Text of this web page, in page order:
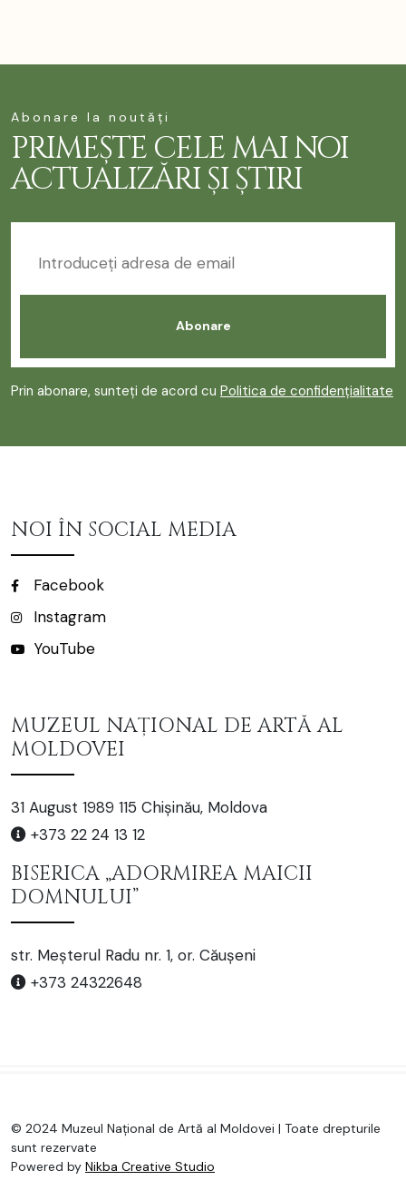
Abonare la noutăți
PRIMEȘTE CELE MAI NOI
ACTUALIZĂRI ȘI ȘTIRI
Prin abonare, sunteți de acord cu Politica de confidențialitate
NOI ÎN SOCIAL MEDIA
Facebook
Instagram
YouTube
MUZEUL NAȚIONAL DE ARTĂ AL
MOLDOVEI
31 August 1989 115 Chișinău, Moldova
+373 22 24 13 12
BISERICA „ADORMIREA MAICII
DOMNULUI”
str. Meșterul Radu nr. 1, or. Căușeni
+373 24322648
© 2024 Muzeul Național de Artă al Moldovei | Toate drepturile
sunt rezervate
Powered by Nikba Creative Studio